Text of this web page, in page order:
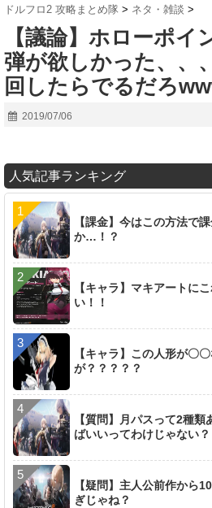
ドルフロ2 攻略まとめ隊 > ネタ・雑談 >
【議論】ホローポイ
弾が欲しかった、、
回したらでるだろ
2019/07/06
人気記事ランキング
【課金】今はこの方法で
か…！？
【キャラ】マキアートに
い！！
【キャラ】この人形が〇
が？？？？？
【質問】月パスって2種
ばいいってわけじゃない？
【疑問】主人公前作から
ぎじゃね？